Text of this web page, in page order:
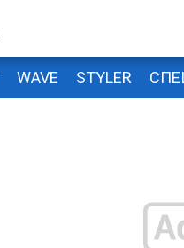
WAVE STYLER